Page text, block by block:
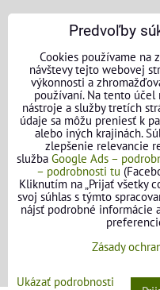
KONTAKTNÉ
O nás
Kontakt
Požičovňa náradia
Názory našich
Mapa stránok
SLEDUJTE NÁS
Facebook
Predvoľby
Cookies používame na
návštevy tejto webovej
výkonnosti a
používaní. Na tento
nástroje a služby tretích
údaje sa môžu preniesť k
alebo iných krajinách.
zlepšenie relevancie
služba Google Ads –
– podrobnosti tu
Kliknutím na „Prijať všetky
svoj súhlas s týmto
nájsť podrobné informácie
Zásady
Ukázať podrobnosti